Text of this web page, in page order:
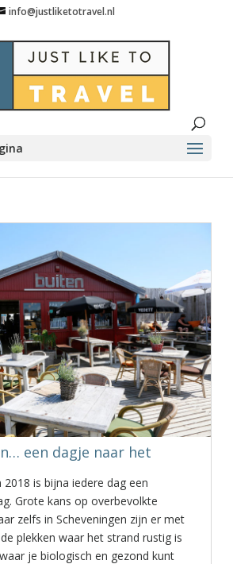
info@justliketotravel.nl
een dagje naar het
is bijna iedere dag een
Grote kans op overbevolkte
zelfs in Scheveningen zijn er met
plekken waar het strand rustig is
je biologisch en gezond kunt